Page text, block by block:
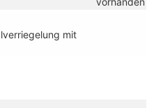
mit